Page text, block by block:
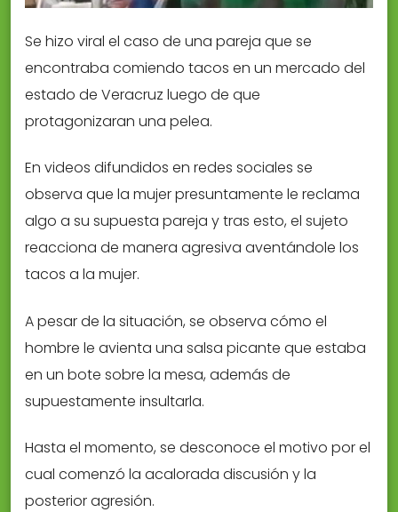
Se hizo viral el caso de una pareja que se
encontraba comiendo tacos en un mercado del
estado de Veracruz luego de que
protagonizaran una pelea.
En videos difundidos en redes sociales se
observa que la mujer presuntamente le reclama
algo a su supuesta pareja y tras esto, el sujeto
reacciona de manera agresiva aventándole los
tacos a la mujer.
A pesar de la situación, se observa cómo el
hombre le avienta una salsa picante que estaba
en un bote sobre la mesa, además de
supuestamente insultarla.
Hasta el momento, se desconoce el motivo por el
cual comenzó la acalorada discusión y la
posterior agresión.